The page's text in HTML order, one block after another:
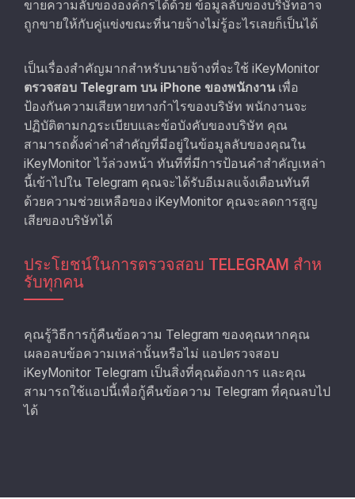
ขายความลับขององค์กรได้ด้วย ข้อมูลลับของบริษัทอาจ
ถูกขายให้กับคู่แข่งขณะที่นายจ้างไม่รู้อะไรเลยก็เป็นได้
เป็นเรื่องสําคัญมากสําหรับนายจ้างที่จะใช้ iKeyMonitor
ตรวจสอบ Telegram บน iPhone ของพนักงาน เพื่อ
ป้องกันความเสียหายทางกําไรของบริษัท พนักงานจะ
ปฏิบัติตามกฎระเบียบและข้อบังคับของบริษัท คุณ
สามารถตั้งค่าคําสำคัญที่มีอยู่ในข้อมูลลับของคุณใน
iKeyMonitor ไว้ล่วงหน้า ทันทีที่มีการป้อนคําสำคัญเหล่า
นี้เข้าไปใน Telegram คุณจะได้รับอีเมลแจ้งเตือนทันที
ด้วยความช่วยเหลือของ iKeyMonitor คุณจะลดการสูญ
เสียของบริษัทได้
ประโยชน์ในการตรวจสอบ TELEGRAM สําห
รับทุกคน
คุณรู้วิธีการกู้คืนข้อความ Telegram ของคุณหากคุณ
เผลอลบข้อความเหล่านั้นหรือไม่ แอปตรวจสอบ
iKeyMonitor Telegram เป็นสิ่งที่คุณต้องการ และคุณ
สามารถใช้แอปนี้เพื่อกู้คืนข้อความ Telegram ที่คุณลบไป
ได้